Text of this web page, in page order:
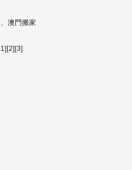
澳門搬家